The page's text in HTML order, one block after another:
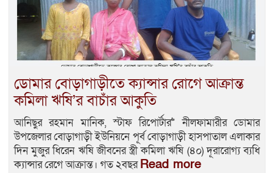
ডোমার বোড়াগাড়ীতে ক্যান্সার রোগে আক্রান্ত
কমিলা ঋষি’র বাচাঁর আকুতি
আনিছুর রহমান মানিক, স্টাফ রিপোর্টার>> নীলফামারীর ডোমার
উপজেলার বোড়াগাড়ী ইউনিয়নে পূর্ব বোড়াগাড়ী হাসপাতাল এলাকার
দিন মুজুর ধিরেন ঋষি জীবনের স্ত্রী কমিলা ঋষি (৪০) দূরারোগ্য ব্যধি
ক্যান্সার রেগে আক্রান্ত। গত ২বছরRead more